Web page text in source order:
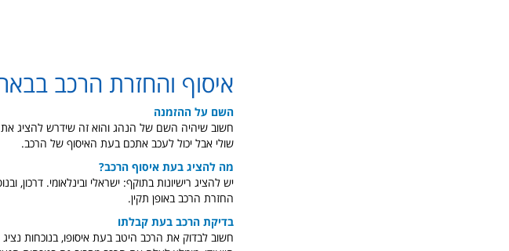
איסוף והחזרת הרכב
השם על ההזמנה
חשוב שיהיה השם של הנהג והוא זה שידרש להציג את
שולי אבל יכול לעכב אתכם בעת האיסוף של הרכב.
מה להציג בעת איסוף הרכב?
יש להציג רישיונות בתוקף: ישראלי ובינלאומי.
החזרת הרכב באופן תקין.
בדיקת הרכב בעת קבלתו
חשוב לבדוק את הרכב היטב בעת איסופו, בנוכחות